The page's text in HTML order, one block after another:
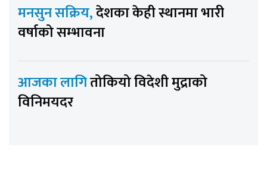
मनसुन सक्रिय,देशका केही स्थानमा भारी
वर्षाको सम्भावना
आजका लागितोकियो विदेशी मुद्राको
विनिमयदर